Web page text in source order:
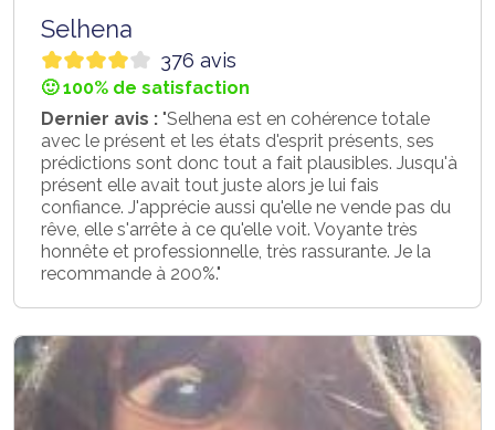
Selhena
376 avis
🙂 100% de satisfaction
Dernier avis : "Selhena est en cohérence totale
avec le présent et les états d'esprit présents, ses
prédictions sont donc tout a fait plausibles. Jusqu'à
présent elle avait tout juste alors je lui fais
confiance. J'apprécie aussi qu'elle ne vende pas du
rêve, elle s'arrête à ce qu'elle voit. Voyante très
honnête et professionnelle, très rassurante. Je la
recommande à 200%."